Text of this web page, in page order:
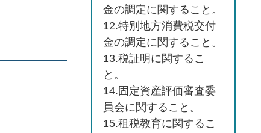
金の調定に関すること。
12.特別地方消費税交付
金の調定に関すること。
13.税証明に関するこ
と。
14.固定資産評価審査委
員会に関すること。
15.租税教育に関するこ